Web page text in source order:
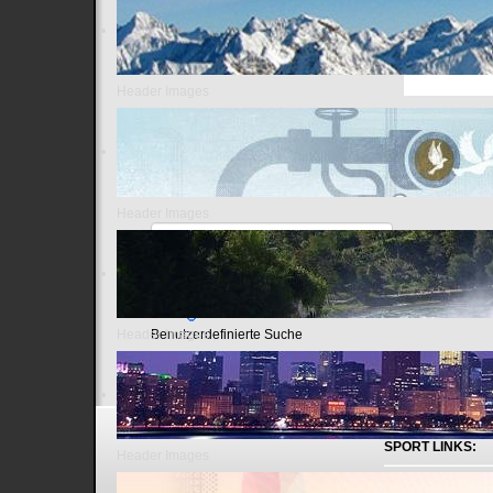
Header Images
Benutzerdefinierte Suche
SPORT LINKS: